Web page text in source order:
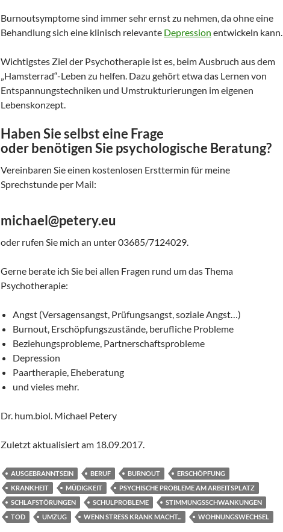
Burnoutsymptome sind immer sehr ernst zu nehmen, da ohne eine
Behandlung sich eine klinisch relevante Depression entwickeln kann.
Wichtigstes Ziel der Psychotherapie ist es, beim Ausbruch aus dem
„Hamsterrad“-Leben zu helfen. Dazu gehört etwa das Lernen von
Entspannungstechniken und Umstrukturierungen im eigenen
Lebenskonzept.
Haben Sie selbst eine Frage
oder benötigen Sie psychologische Beratung?
Vereinbaren Sie einen kostenlosen Ersttermin für meine
Sprechstunde per Mail:
michael@petery.eu
oder rufen Sie mich an unter 03685/7124029.
Gerne berate ich Sie bei allen Fragen rund um das Thema
Psychotherapie:
Angst (Versagensangst, Prüfungsangst, soziale Angst…)
Burnout, Erschöpfungszustände, berufliche Probleme
Beziehungsprobleme, Partnerschaftsprobleme
Depression
Paartherapie, Eheberatung
und vieles mehr.
Dr. hum.biol. Michael Petery
Zuletzt aktualisiert am 18.09.2017.
AUSGEBRANNTSEIN BERUF BURNOUT
ERSCHÖPFUNG
KRANKHEIT
MÜDIGKEIT
PSYCHISCHE PROBLEME AM ARBEITSPLATZ
SCHLAFSTÖRUNGEN
SCHULPROBLEME
STIMMUNGSSCHWANKUNGEN
TOD
UMZUG WENN STRESS KRANK MACHT... WOHNUNGSWECHSEL